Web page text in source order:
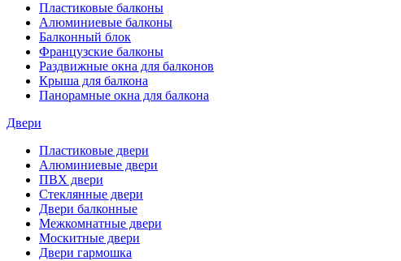
Пластиковые балконы
Алюминиевые балконы
Балконный блок
Французские балконы
Раздвижные окна для балконов
Крыша для балкона
Панорамные окна для балкона
Двери
Пластиковые двери
Алюминиевые двери
ПВХ двери
Стеклянные двери
Двери балконные
Межкомнатные двери
Москитные двери
Двери гармошка